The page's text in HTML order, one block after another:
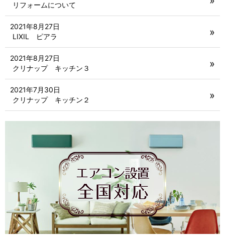
リフォームについて
LIXIL ピアラ
2021年8月27日
クリナップ キッチン３
2021年8月27日
クリナップ キッチン２
2021年7月30日